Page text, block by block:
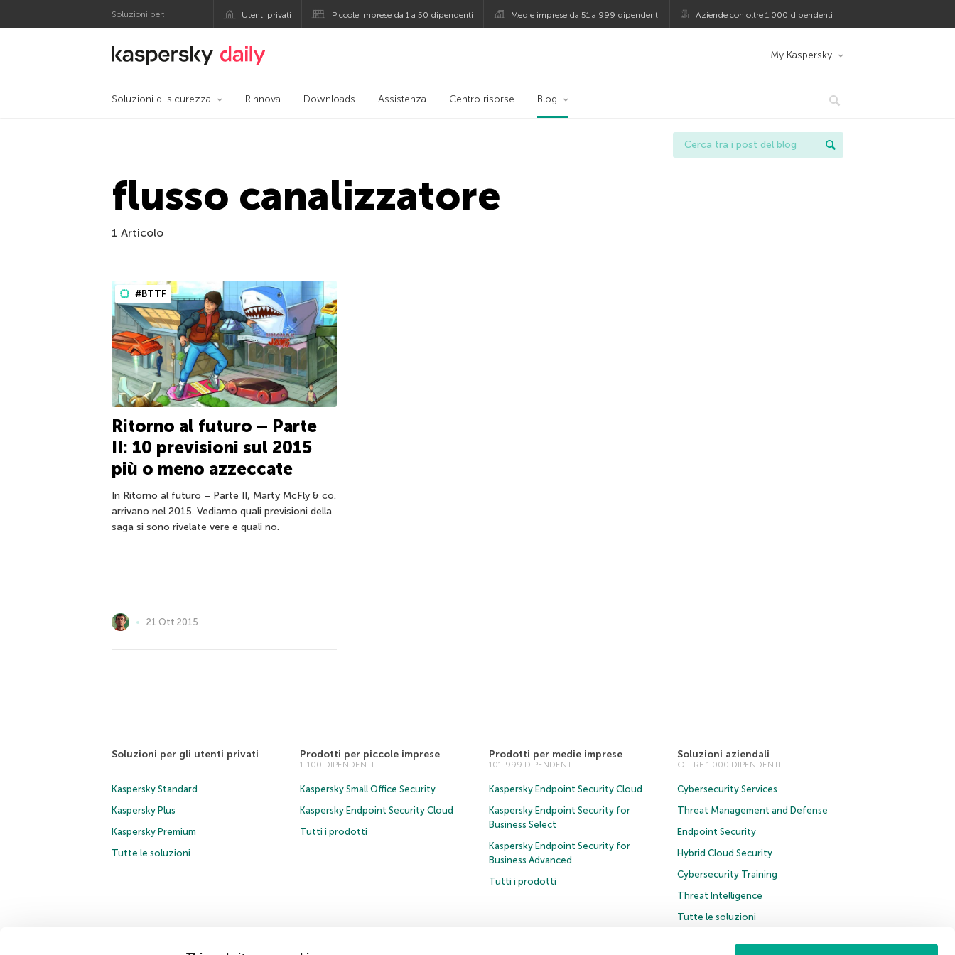
Soluzioni per: Utenti privati Piccole imprese da 1 a 50 dipendenti Medie imprese da 51 a 999 dipendenti Aziende con oltre 1.000 dipendenti
Blog ufficiale di Kaspersky My Kaspersky
Soluzioni di sicurezza Rinnova Downloads Assistenza Centro risorse Blog
flusso canalizzatore
1 Articolo
#BTTF
Ritorno al futuro – Parte
II: 10 previsioni sul 2015
più o meno azzeccate
In Ritorno al futuro – Parte II, Marty McFly & co.
arrivano nel 2015. Vediamo quali previsioni della
saga si sono rivelate vere e quali no.
21 Ott 2015
Soluzioni per gli utenti privati
Kaspersky Standard
Kaspersky Plus
Kaspersky Premium
Tutte le soluzioni
Prodotti per piccole imprese
1-100 DIPENDENTI
Kaspersky Small Office Security
Kaspersky Endpoint Security Cloud
Tutti i prodotti
Prodotti per medie imprese
101-999 DIPENDENTI
Kaspersky Endpoint Security Cloud
Kaspersky Endpoint Security for
Business Select
Kaspersky Endpoint Security for
Business Advanced
Tutti i prodotti
Soluzioni aziendali
OLTRE 1.000 DIPENDENTI
Cybersecurity Services
Threat Management and Defense
Endpoint Security
Hybrid Cloud Security
Cybersecurity Training
Threat Intelligence
Tutte le soluzioni